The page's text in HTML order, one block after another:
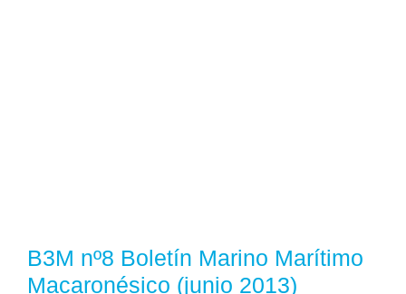
B3M nº8 Boletín Marino Marítimo
Macaronésico (junio 2013)